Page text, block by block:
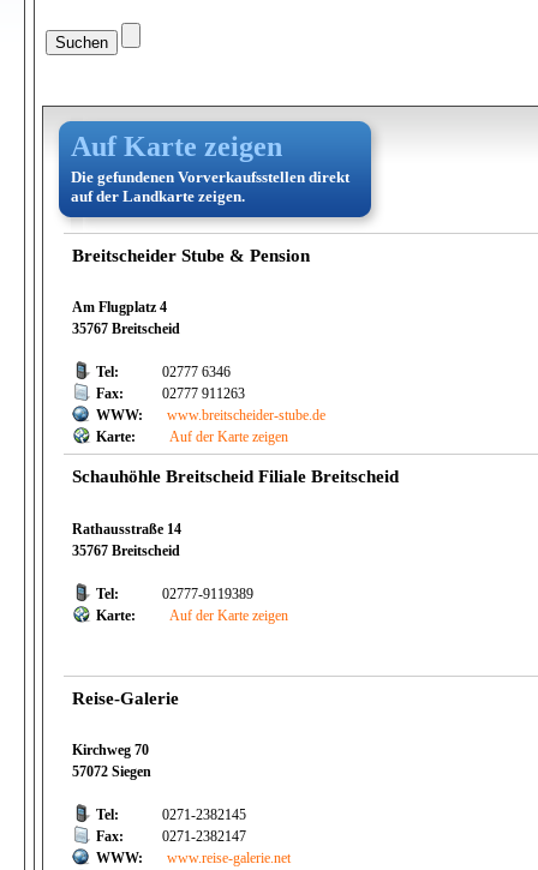
Auf Karte zeigen
Die gefundenen Vorverkaufsstellen direkt
auf der Landkarte zeigen.
Breitscheider Stube & Pension
Am Flugplatz 4
35767 Breitscheid
Tel:
02777 6346
Fax:
02777 911263
WWW:
www.breitscheider-stube.de
Karte:
Auf der Karte zeigen
Schauhöhle Breitscheid Filiale Breitscheid
Rathausstraße 14
35767 Breitscheid
Tel:
02777-9119389
Karte:
Auf der Karte zeigen
Reise-Galerie
Kirchweg 70
57072 Siegen
Tel:
0271-2382145
Fax:
0271-2382147
WWW:
www.reise-galerie.net